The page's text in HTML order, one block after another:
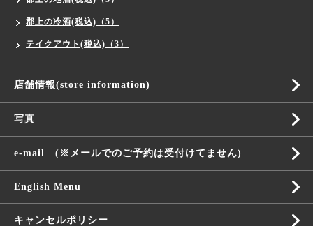
郡上の冷酒(税込)（5）
テイクアウト(税込)（3）
店舗情報(store information)
写真
e-mail (※メールでのご予約は受付けてません)
English Menu
キャンセルポリシー